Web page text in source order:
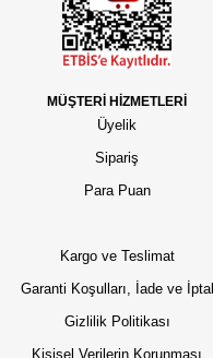
MÜŞTERİ HİZMETLERİ
Üyelik
Sipariş
Para Puan
Kargo ve Teslimat
Garanti Koşulları, İade ve İptal
Gizlilik Politikası
Kişisel Verilerin Korunması